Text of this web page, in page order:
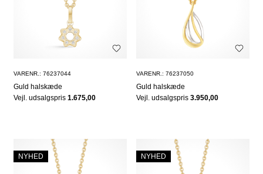
VARENR.: 76237044
Guld halskæde
Vejl. udsalgspris 1.675,00
VARENR.: 76237050
Guld halskæde
Vejl. udsalgspris3.950,00
NYHED NYHED